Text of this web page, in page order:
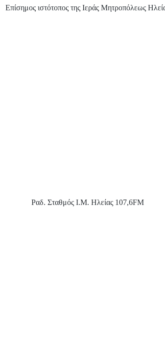
Επίσημος ιστότοπος της Ιεράς Μητροπόλεως
Ραδ. Σταθμός Ι.Μ. Ηλείας 107,6FM